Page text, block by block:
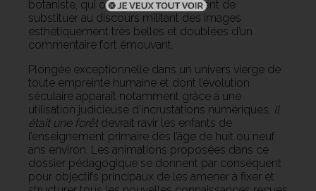
botaniste, qui ont choisi délibérément de
substituer au discours militant des images
esthétiquement très belles et doublées d’un
commentaire fort émouvant.
Plongée exceptionnelle dans un univers vierge de
toute empreinte humaine et dont l’évolution
séculaire apparaît notamment grâce à une
utilisation judicieuse d’incrustations numériques, Il
était une forêt devrait ravir les enfants de
l’enseignement primaire dès l’âge de huit ou neuf
ans environ. Les animations proposées dans ce
dossier pédagogique se donnent par conséquent
pour objectifs principaux de les amener à fixer et